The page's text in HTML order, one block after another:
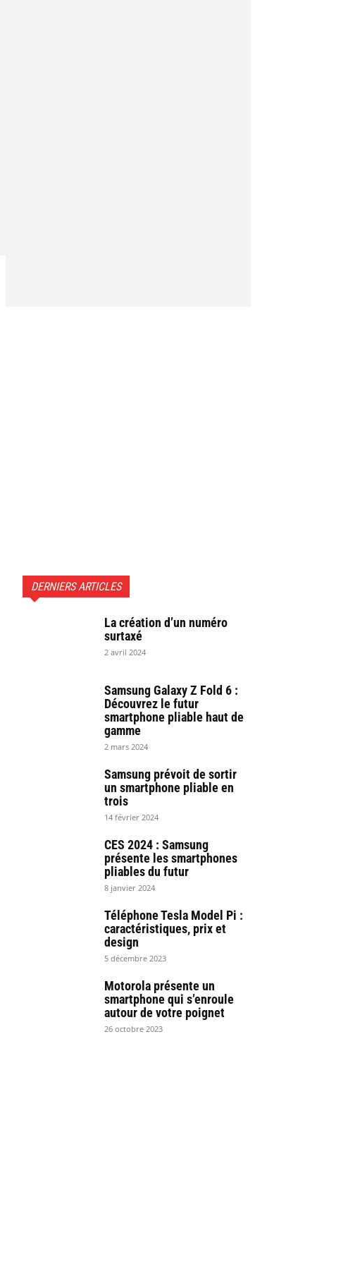
DERNIERS ARTICLES
La création d’un numéro
surtaxé
2 avril 2024
Samsung Galaxy Z Fold 6 :
Découvrez le futur
smartphone pliable haut de
gamme
2 mars 2024
Samsung prévoit de sortir
un smartphone pliable en
trois
14 février 2024
CES 2024 : Samsung
présente les smartphones
pliables du futur
8 janvier 2024
Téléphone Tesla Model Pi :
caractéristiques, prix et
design
5 décembre 2023
Motorola présente un
smartphone qui s’enroule
autour de votre poignet
26 octobre 2023